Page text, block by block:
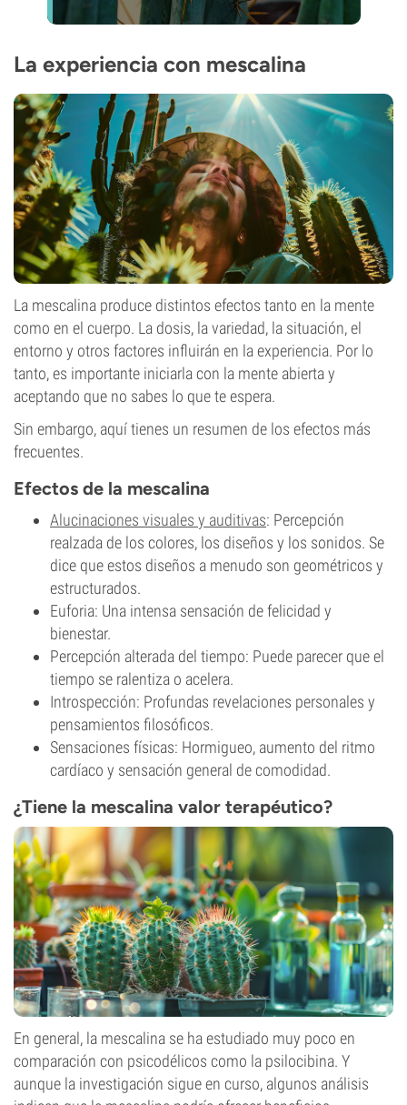
La experiencia con mescalina
La mescalina produce distintos efectos tanto en la mente
como en el cuerpo. La dosis, la variedad, la situación, el
entorno y otros factores influirán en la experiencia. Por lo
tanto, es importante iniciarla con la mente abierta y
aceptando que no sabes lo que te espera.
Sin embargo, aquí tienes un resumen de los efectos más
frecuentes.
Efectos de la mescalina
Alucinaciones visuales y auditivas: Percepción
realzada de los colores, los diseños y los sonidos. Se
dice que estos diseños a menudo son geométricos y
estructurados.
Euforia: Una intensa sensación de felicidad y
bienestar.
Percepción alterada del tiempo: Puede parecer que el
tiempo se ralentiza o acelera.
Introspección: Profundas revelaciones personales y
pensamientos filosóficos.
Sensaciones físicas: Hormigueo, aumento del ritmo
cardíaco y sensación general de comodidad.
¿Tiene la mescalina valor terapéutico?
En general, la mescalina se ha estudiado muy poco en
comparación con psicodélicos como la psilocibina. Y
aunque la investigación sigue en curso, algunos análisis